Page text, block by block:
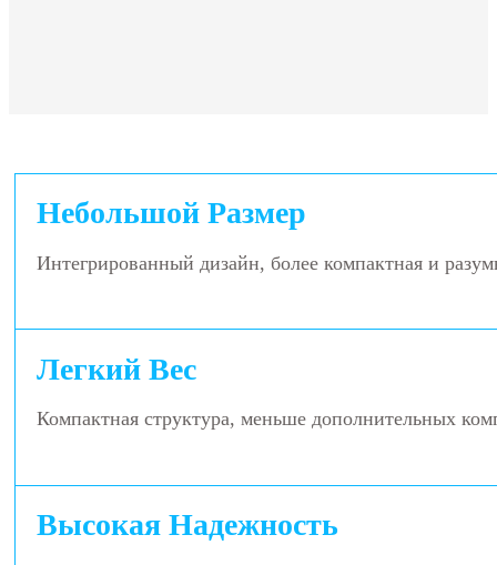
Небольшой Размер
Интегрированный дизайн, более компактная и
Легкий Вес
Компактная структура, меньше дополнительных
Высокая Надежность